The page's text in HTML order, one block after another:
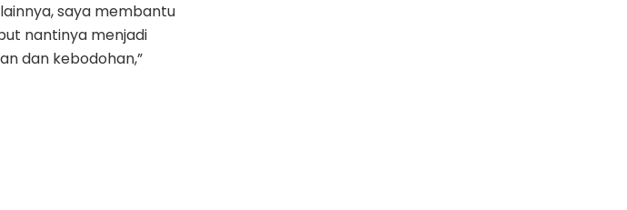
saya membantu
nantinya menjadi
dan kebodohan,”